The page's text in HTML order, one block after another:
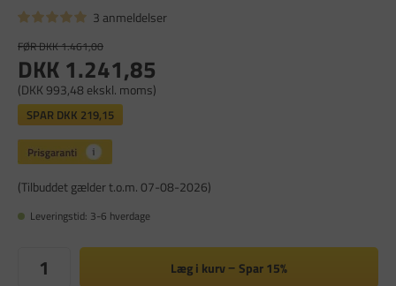
3 anmeldelser
FØR DKK 1.461,00
DKK 1.241,85
(DKK 993,48 ekskl. moms)
SPAR DKK 219,15
(Tilbuddet gælder t.o.m. 07-08-2026)
Leveringstid: 3-6 hverdage
Læg i kurv Spar 15%